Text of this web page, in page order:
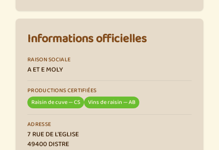
Informations officielles
RAISON SOCIALE
A ET E MOLY
PRODUCTIONS CERTIFIÉES
Raisin de cuve — CS
Vins de raisin — AB
ADRESSE
7 RUE DE L'EGLISE
49400 DISTRE